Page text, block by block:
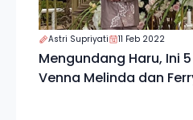
Astri Supriyati 11 Feb 2022
Mengundang Haru, Ini
Venna Melinda dan